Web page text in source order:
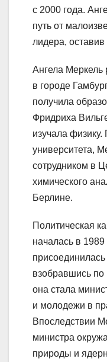
с 2000 года.
путь от
лидера,
Ангела Меркель
в городе
получила
Фридриха
изучала
университета,
сотрудником в
химического
Берлине.
Политическая
началась в 1989
взобравшись по
она стала
и молодежи в
Впоследствии
министра
природы и